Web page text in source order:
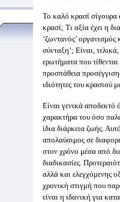
Το καλό κρασί σίγουρα
κρασί; Τι αξία έχει η
‘ζωντανός’ οργανισμός
σύνταξη’; Είναι,
ερωτήματα που
προσπάθεια
ιδιότητες του κρασιού
Είναι γενικά αποδεκτό
χαρακτήρα του όσο
ίδια διάρκεια ζωής.
απολαύσιμος σε
στον χρόνο μέσα από
διαδικασίες.
αλλά και ελεγχόμενης
χρονική στιγμή που
είναι η ιδανική για